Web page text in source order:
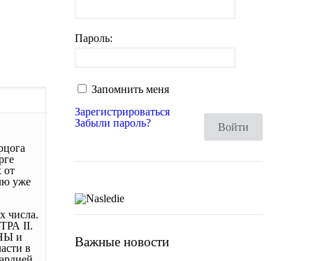
от
уже
числа.
II.
и
в
Пароль:
Запомнить меня
Войти
Зарегистрироваться
Забыли пароль?
Важные новости